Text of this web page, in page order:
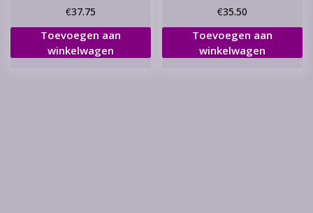
€37.75
Toevoegen aan
winkelwagen
€35.50
Toevoegen aan
winkelwagen